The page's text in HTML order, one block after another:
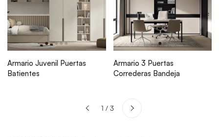
Armario Juvenil Puertas
Batientes
Armario 3 Puertas
Correderas Bandeja
Anterior 1 / 3